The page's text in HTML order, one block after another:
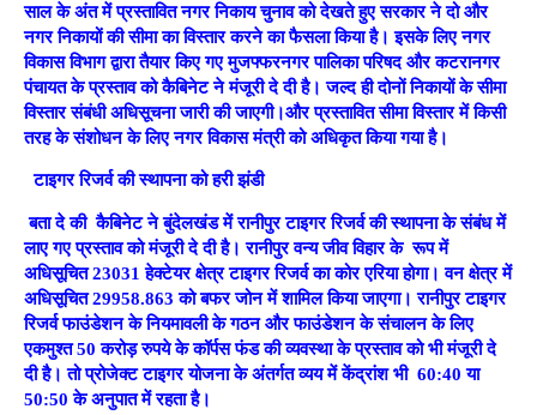
साल के अंत में प्रस्तावित नगर निकाय चुनाव को देखते हुए सरकार ने दो और
नगर निकायों की सीमा का विस्तार करने का फैसला किया है। इसके लिए नगर
विकास विभाग द्वारा तैयार किए गए मुजफ्फरनगर पालिका परिषद और कटरानगर
पंचायत के प्रस्ताव को कैबिनेट ने मंजूरी दे दी है। जल्द ही दोनों निकायों के सीमा
विस्तार संबंधी अधिसूचना जारी की जाएगी।और प्रस्तावित सीमा विस्तार में किसी
तरह के संशोधन के लिए नगर विकास मंत्री को अधिकृत किया गया है।
टाइगर रिजर्व की स्थापना को हरी झंडी
बता दे की कैबिनेट ने बुंदेलखंड में रानीपुर टाइगर रिजर्व की स्थापना के संबंध में
लाए गए प्रस्ताव को मंजूरी दे दी है। रानीपुर वन्य जीव विहार के रूप में
अधिसूचित 23031 हेक्टेयर क्षेत्र टाइगर रिजर्व का कोर एरिया होगा। वन क्षेत्र में
अधिसूचित 29958.863 को बफर जोन में शामिल किया जाएगा। रानीपुर टाइगर
रिजर्व फाउंडेशन के नियमावली के गठन और फाउंडेशन के संचालन के लिए
एकमुश्त 50 करोड़ रुपये के कॉर्पस फंड की व्यवस्था के प्रस्ताव को भी मंजूरी दे
दी है। तो प्रोजेक्ट टाइगर योजना के अंतर्गत व्यय में केंद्रांश भी 60:40 या
50:50 के अनुपात में रहता है।